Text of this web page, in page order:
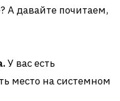
А давайте почитаем,
У вас есть
место на системном